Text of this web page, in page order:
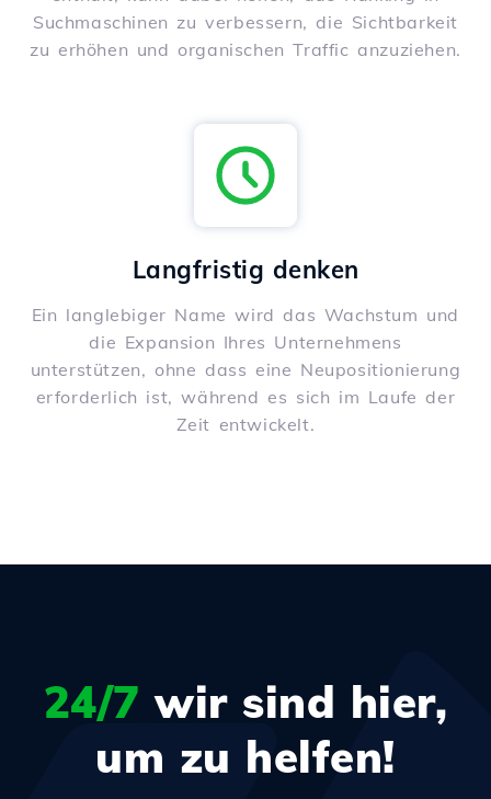
Suchmaschinen zu verbessern, die Sichtbarkeit
zu erhöhen und organischen Traffic anzuziehen.
Langfristig denken
Ein langlebiger Name wird das Wachstum und
die Expansion Ihres Unternehmens
unterstützen, ohne dass eine Neupositionierung
erforderlich ist, während es sich im Laufe der
Zeit entwickelt.
24/7 wir sind hier,
um zu helfen!